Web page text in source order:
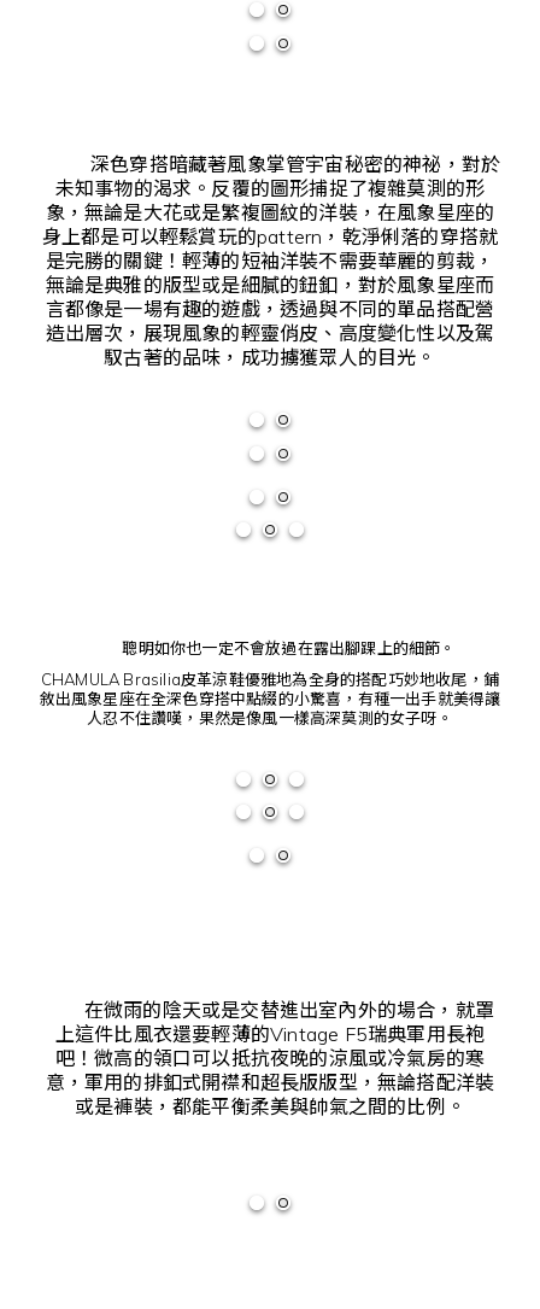
深色穿搭暗藏著風象掌管宇宙秘密的神祕，對於
未知事物的渴求。反覆的圖形捕捉了複雜莫測的形
象，無論是大花或是繁複圖紋的洋裝，在風象星座的
身上都是可以輕鬆賞玩的pattern，乾淨俐落的穿搭就
是完勝的關鍵！輕薄的短袖洋裝不需要華麗的剪裁，
無論是典雅的版型或是細膩的鈕釦，對於風象星座而
言都像是一場有趣的遊戲，透過與不同的單品搭配營
造出層次，展現風象的輕靈俏皮、高度變化性以及駕
馭古著的品味，成功擄獲眾人的目光。
聰明如你也一定不會放過在露出腳踝上的細節。
CHAMULA Brasilia皮革涼鞋優雅地為全身的搭配巧妙地收尾，鋪
敘出風象星座在全深色穿搭中點綴的小驚喜，有種一出手就美得讓
人忍不住讚嘆，果然是像風一樣高深莫測的女子呀。
在微雨的陰天或是交替進出室內外的場合，就罩
上這件比風衣還要輕薄的Vintage F5瑞典軍用長袍
吧！微高的領口可以抵抗夜晚的涼風或冷氣房的寒
意，軍用的排釦式開襟和超長版版型，無論搭配洋裝
或是褲裝，都能平衡柔美與帥氣之間的比例。